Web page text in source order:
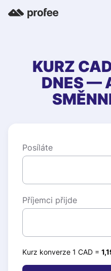
KURZ
DNES —
Posíláte
Příjemci přijde
Kurz konverze 1 CAD =